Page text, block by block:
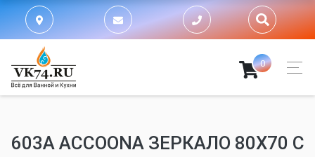
0
603A ACCOONA ЗЕРКАЛО 80Х70 С